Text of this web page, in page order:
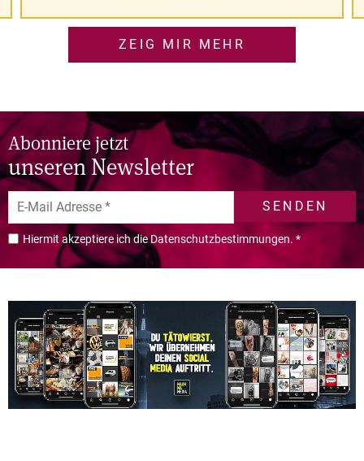
ZEIG MIR MEHR
Abonniere jetzt
unseren Newsletter
Hiermit akzeptiere ich die Datenschutzbestimmungen.*
SENDEN